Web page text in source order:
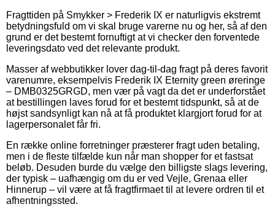
Fragttiden på Smykker > Frederik IX er naturligvis ekstremt
betydningsfuld om vi skal bruge varerne nu og her, så af den
grund er det bestemt fornuftigt at vi checker den forventede
leveringsdato ved det relevante produkt.
Masser af webbutikker lover dag-til-dag fragt på deres favorit
varenumre, eksempelvis Frederik IX Eternity green øreringe
– DMB0325GRGD, men vær på vagt da det er underforstået
at bestillingen laves forud for et bestemt tidspunkt, så at de
højst sandsynligt kan nå at få produktet klargjort forud for at
lagerpersonalet får fri.
En række online forretninger præsterer fragt uden betaling,
men i de fleste tilfælde kun når man shopper for et fastsat
beløb. Desuden burde du vælge den billigste slags levering,
der typisk – uafhængig om du er ved Vejle, Grenaa eller
Hinnerup – vil være at få fragtfirmaet til at levere ordren til et
afhentningssted.